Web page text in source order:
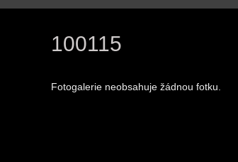
100115
Fotogalerie neobsahuje žádnou fotku.